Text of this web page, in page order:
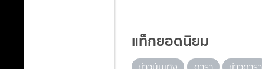
แท็กยอดนิยม